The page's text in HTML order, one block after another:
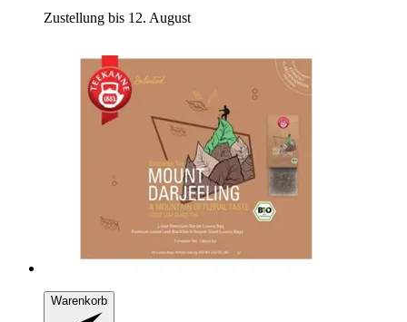
Zustellung bis 12. August
Warenkorb